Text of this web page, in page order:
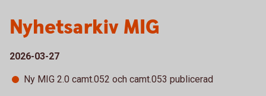
Nyhetsarkiv MIG
2026-03-27
Ny MIG 2.0 camt.052 och camt.053 publicerad